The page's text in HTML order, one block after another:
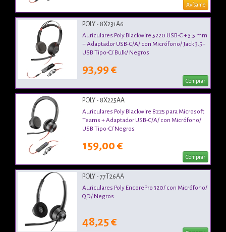
Avísame
POLY - 8X231A6
Auriculares Poly Blackwire 5220 USB-C + 3.5 mm
+ Adaptador USB-C/A/ con Micrófono/ Jack 3.5 -
USB Tipo-C/ Bulk/ Negros
93,99 €
Comprar
POLY - 8X225AA
Auriculares Poly Blackwire 8225 para Microsoft
Teams + Adaptador USB-C/A/ con Micrófono/
USB Tipo-C/ Negros
159,00 €
Comprar
POLY - 77T26AA
Auriculares Poly EncorePro 320/ con Micrófono/
QD/ Negros
48,25 €